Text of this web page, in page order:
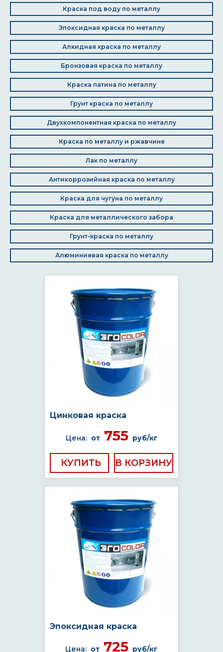
Краска под воду по металлу
Эпоксидная краска по металлу
Алкидная краска по металлу
Бронзовая краска по металлу
Краска патина по металлу
Грунт краска по металлу
Двухкомпонентная краска по металлу
Краска по металлу и ржавчине
Лак по металлу
Антикоррозийная краска по металлу
Краска для чугуна по металлу
Краска для металлического забора
Грунт-краска по металлу
Алюминиевая краска по металлу
Цинковая краска
Цена: от755 руб/кг
КУПИТЬ
Эпоксидная краска
Цена: от 725 руб/кг